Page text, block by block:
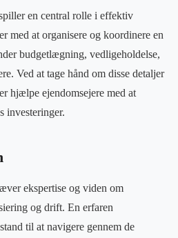
en central rolle i effektiv
med at organisere og koordinere en
budgetlægning, vedligeholdelse,
Ved at tage hånd om disse detaljer
hjælpe ejendomsejere med at
investeringer.
ekspertise og viden om
og drift. En erfaren
til at navigere gennem de